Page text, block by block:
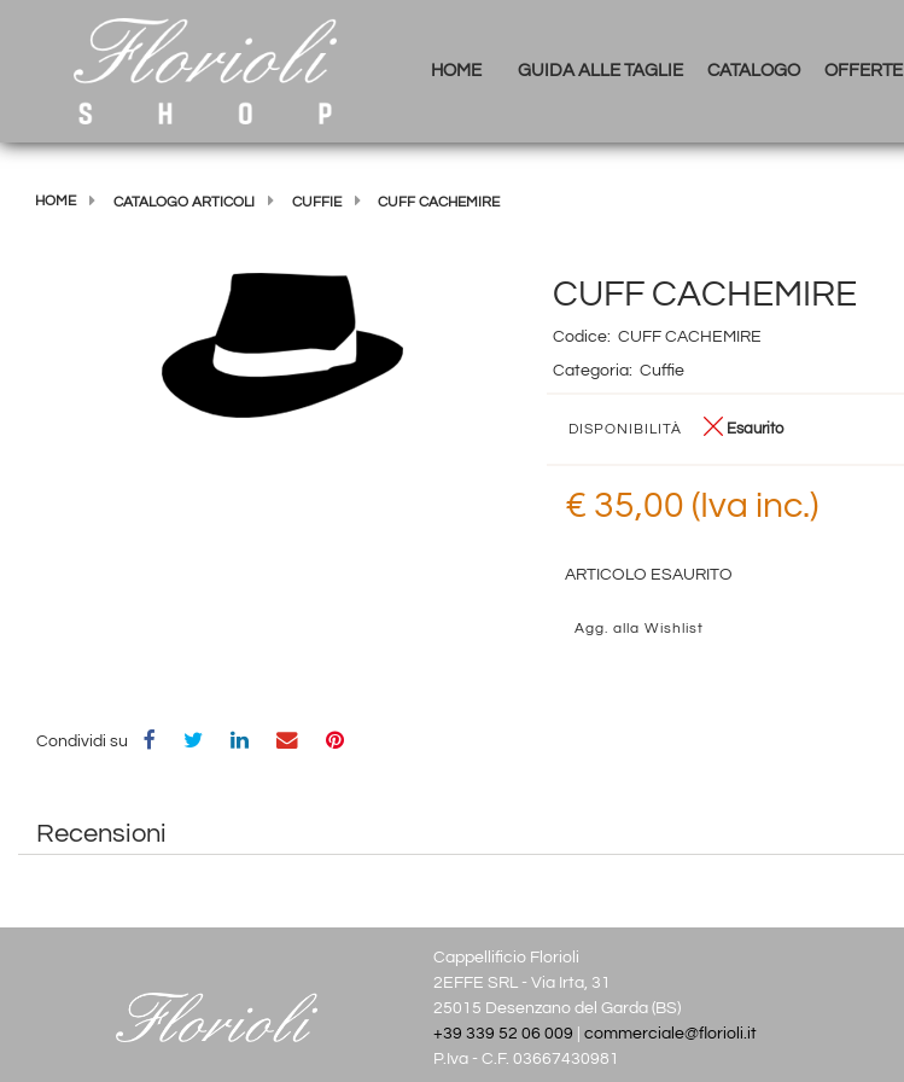
HOME GUIDA ALLE TAGLIE CATALOGO OFFERTE
HOME CATALOGO ARTICOLI CUFFIE CUFF CACHEMIRE
CUFF CACHEMIRE
Codice: CUFF CACHEMIRE
Categoria: Cuffie
DISPONIBILITÀ Esaurito
€ 35,00 (Iva inc.)
ARTICOLO ESAURITO
Agg. alla Wishlist
Condividi su
Recensioni
Cappellificio Florioli
2EFFE SRL - Via Irta, 31
25015 Desenzano del Garda (BS)
+39 339 52 06 009
commerciale@florioli.it
P.Iva - C.F. 03667430981